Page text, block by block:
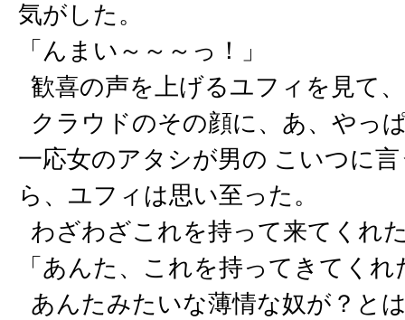
気がした。
「んまい～～～っ！」
歓喜の声を上げるユフィを見て
クラウドのその顔に、あ、や
一応女のアタシが男の こいつに
ら、ユフィは思い至った。
わざわざこれを持って来てく
「あんた、これを持ってきてくれ
あんたみたいな薄情な奴が？と